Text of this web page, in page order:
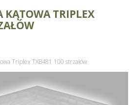
KĄTOWA TRIPLEX
Triplex TXB481 100 strzałów